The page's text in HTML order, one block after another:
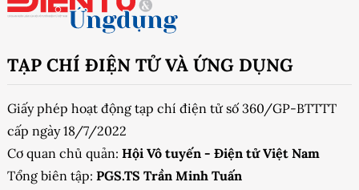
TẠP CHÍ ĐIỆN TỬ VÀ ỨNG DỤNG
Giấy phép hoạt động tạp chí điện tử số 360/GP-BTTTT
cấp ngày 18/7/2022
Cơ quan chủ quản: Hội Vô tuyến - Điện tử Việt Nam
Tổng biên tập: PGS.TS Trần Minh Tuấn